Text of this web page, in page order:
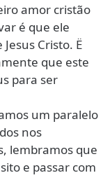
amor cristão
é que ele
Cristo. Ë
que este
para ser
um paralelo
nos
lembramos que
e passar com